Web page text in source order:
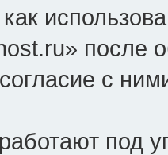
после
с
под